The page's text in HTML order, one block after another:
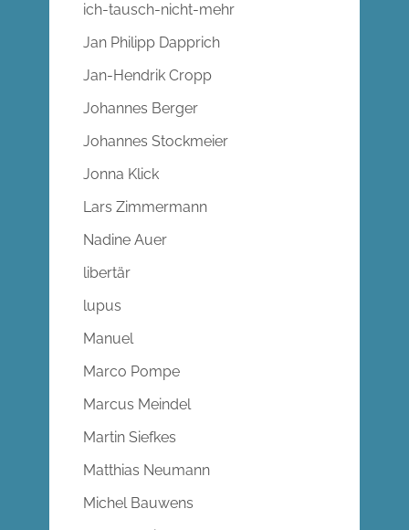
ich-tausch-nicht-mehr
Jan Philipp Dapprich
Jan-Hendrik Cropp
Johannes Berger
Johannes Stockmeier
Jonna Klick
Lars Zimmermann
Nadine Auer
libertär
lupus
Manuel
Marco Pompe
Marcus Meindel
Martin Siefkes
Matthias Neumann
Michel Bauwens